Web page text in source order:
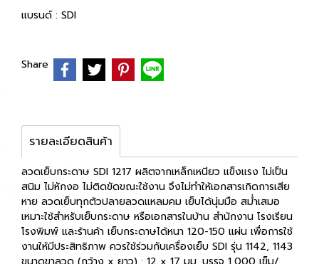
แบรนด์ : SDI
Share
รายละเอียดสินค้า
ลวดเย็บกระดาษ SDI 1217 ผลิตจากเหล็กเหนียว แข็งแรง ไม่เป็น
สนิม ไม่หักงอ ไม่ติดขัดขณะใช้งาน จึงไม่ทำให้เอกสารเกิดการเสีย
หาย ลวดเย็บทุกตัวปลายลวดแหลมคม เย็บได้นุ่มมือ สม่ำเสมอ
เหมาะใช้สำหรับเย็บกระดาษ หรือเอกสารในบ้าน สำนักงาน โรงเรียน
โรงพิมพ์ และร้านค้า เย็บกระดาษได้หนา 120-150 แผ่น เพื่อการใช้
งานให้มีประสิทธิภาพ ควรใช้ร่วมกับเครื่องเย็บ SDI รุ่น 1142, 1143